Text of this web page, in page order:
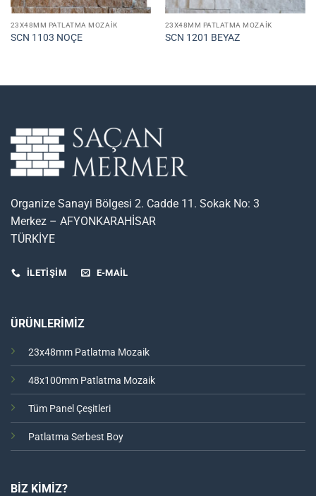
23X48MM PATLATMA MOZAIK
SCN 1103 NOÇE
23X48MM PATLATMA MOZAIK
SCN 1201 BEYAZ
Organize Sanayi Bölgesi 2. Cadde 11. Sokak No: 3
Merkez – AFYONKARAHİSAR
TÜRKİYE
İLETİŞİM E-MAIL
ÜRÜNLERİMİZ
23x48mm Patlatma Mozaik
48x100mm Patlatma Mozaik
Tüm Panel Çeşitleri
Patlatma Serbest Boy
BİZ KİMİZ?